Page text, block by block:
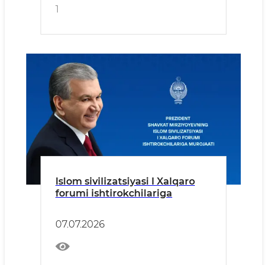
1
Islom sivilizatsiyasi I Xalqaro
forumi ishtirokchilariga
07.07.2026